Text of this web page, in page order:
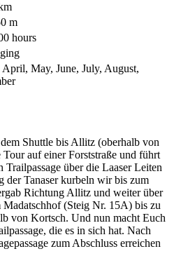
m
hours
May, June, July, August,
Shuttle bis Allitz (oberhalb von
auf einer Forststraße und führt
Trailpassage über die Laaser Leiten
der Tanaser kurbeln wir bis zum
Richtung Allitz und weiter über
Madatschhof (Steig Nr. 15A) bis zu
von Kortsch. Und nun macht Euch
die es in sich hat. Nach
zum Abschluss erreichen